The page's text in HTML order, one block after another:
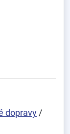
dopravy /